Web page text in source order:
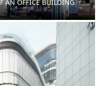
AN OFFICE BUILDING